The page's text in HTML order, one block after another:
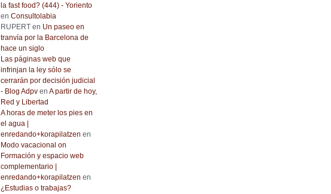
la fast food? (444) - Yoriento
en Consultolabia
RUPERT en Un paseo en
tranvía por la Barcelona de
hace un siglo
Las páginas web que
infrinjan la ley sólo se
cerrarán por decisión judicial
- Blog Adpv en A partir de hoy,
Red y Libertad
A horas de meter los pies en
el agua |
enredando+korapilatzen en
Modo vacacional on
Formación y espacio web
complementario |
enredando+korapilatzen en
¿Estudias o trabajas?